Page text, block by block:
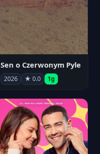
Sen o Czerwonym Pyle
2026 ★ 0.0 1g